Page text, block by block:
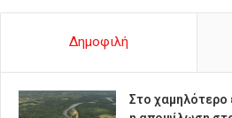
Δημοφιλή
Στο χαμηλότερο